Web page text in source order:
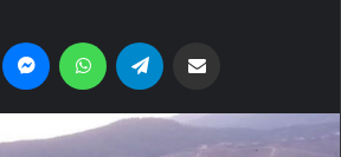
Tumblr MessengerWhatsApp